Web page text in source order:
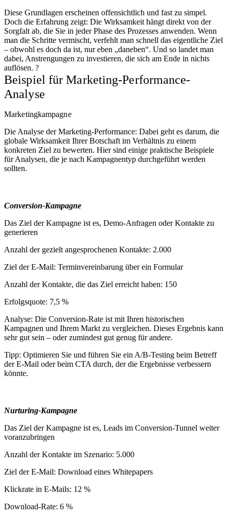
Diese Grundlagen erscheinen offensichtlich und fast zu simpel.
Doch die Erfahrung zeigt: Die Wirksamkeit hängt direkt von der
Sorgfalt ab, die Sie in jeder Phase des Prozesses anwenden. Wenn
man die Schritte vermischt, verfehlt man schnell das eigentliche Ziel
– obwohl es doch da ist, nur eben „daneben“. Und so landet man
dabei, Anstrengungen zu investieren, die sich am Ende in nichts
auflösen. ?
Beispiel für Marketing-Performance-
Analyse
Marketingkampagne
Die Analyse der Marketing-Performance: Dabei geht es darum, die
globale Wirksamkeit Ihrer Botschaft im Verhältnis zu einem
konkreten Ziel zu bewerten. Hier sind einige praktische Beispiele
für Analysen, die je nach Kampagnentyp durchgeführt werden
sollten.
Conversion-Kampagne
Das Ziel der Kampagne ist es, Demo-Anfragen oder Kontakte zu
generieren
Anzahl der gezielt angesprochenen Kontakte: 2.000
Ziel der E-Mail: Terminvereinbarung über ein Formular
Anzahl der Kontakte, die das Ziel erreicht haben: 150
Erfolgsquote: 7,5 %
Analyse: Die Conversion-Rate ist mit Ihren historischen
Kampagnen und Ihrem Markt zu vergleichen. Dieses Ergebnis kann
sehr gut sein – oder zumindest gut genug für andere.
Tipp: Optimieren Sie und führen Sie ein A/B-Testing beim Betreff
der E-Mail oder beim CTA durch, der die Ergebnisse verbessern
könnte.
Nurturing-Kampagne
Das Ziel der Kampagne ist es, Leads im Conversion-Tunnel weiter
voranzubringen
Anzahl der Kontakte im Szenario: 5.000
Ziel der E-Mail: Download eines Whitepapers
Klickrate in E-Mails: 12 %
Download-Rate: 6 %